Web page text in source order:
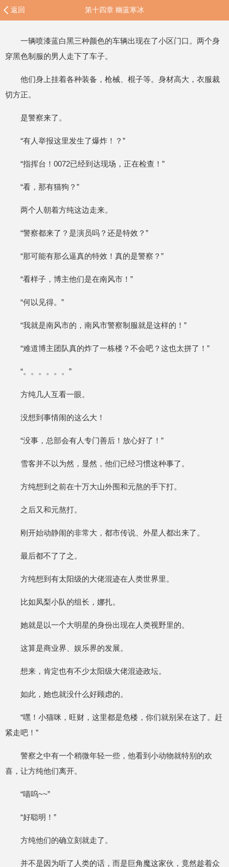
返回 第十四章 幽蓝寒冰
一辆喷漆蓝白黑三种颜色的车辆出现在了小区门口。两个身
穿黑色制服的男人走下了车子。
他们身上挂着各种装备，枪械、棍子等。身材高大，衣服裁
切方正。
是警察来了。
“有人举报这里发生了爆炸！？”
“指挥台！0072已经到达现场，正在检查！”
“看，那有猫狗？”
两个人朝着方纯这边走来。
“警察都来了？是演员吗？还是特效？”
“那可能有那么逼真的特效！真的是警察？”
“看样子，博主他们是在南风市！”
“何以见得。”
“我就是南风市的，南风市警察制服就是这样的！”
“难道博主团队真的炸了一栋楼？不会吧？这也太拼了！”
“。。。。。。”
方纯几人互看一眼。
没想到事情闹的这么大！
“没事，总部会有人专门善后！放心好了！”
雪客并不以为然，显然，他们已经习惯这种事了。
方纯想到之前在十万大山外围和元熬的手下打。
之后又和元熬打。
刚开始动静闹的非常大，都市传说、外星人都出来了。
最后都不了了之。
方纯想到有太阳级的大佬混迹在人类世界里。
比如凤梨小队的组长，娜扎。
她就是以一个大明星的身份出现在人类视野里的。
这算是商业界、娱乐界的发展。
想来，肯定也有不少太阳级大佬混迹政坛。
如此，她也就没什么好顾虑的。
“嘿！小猫咪，旺财，这里都是危楼，你们就别呆在这了。赶
紧走吧！”
警察之中有一个稍微年轻一些，他看到小动物就特别的欢
喜，让方纯他们离开。
“喵呜~~”
“好聪明！”
方纯他们的确立刻就走了。
并不是因为听了人类的话，而是巨角魔这家伙，竟然趁着众